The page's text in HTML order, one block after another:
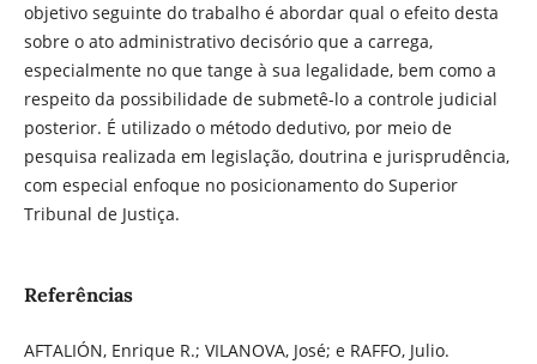
objetivo seguinte do trabalho é abordar qual o efeito desta
sobre o ato administrativo decisório que a carrega,
especialmente no que tange à sua legalidade, bem como a
respeito da possibilidade de submetê-lo a controle judicial
posterior. É utilizado o método dedutivo, por meio de
pesquisa realizada em legislação, doutrina e jurisprudência,
com especial enfoque no posicionamento do Superior
Tribunal de Justiça.
Referências
AFTALIÓN, Enrique R.; VILANOVA, José; e RAFFO, Julio.